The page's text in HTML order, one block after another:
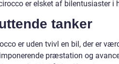
er elsket af bilentusiaster i
tanker
er uden tvivl en bil, der er
præstation og